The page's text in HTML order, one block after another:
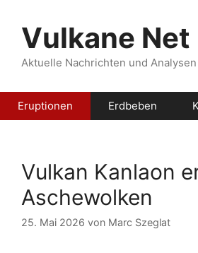
Inhalt
springenVulkane
Aktuelle Nachrichten und
Eruptionen Erdbeben
Vulkan Kanlaon
Aschewolken
25. Mai 2026 von Marc Szeglat